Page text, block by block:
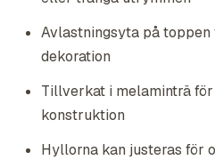
Avlastningsyta på
dekoration
Tillverkat i melaminträ
konstruktion
Hyllorna kan justeras för